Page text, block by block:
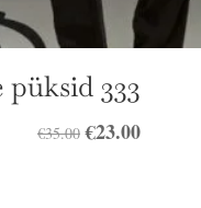
püksid 333
€35.00 Algne
€23.00Praegune